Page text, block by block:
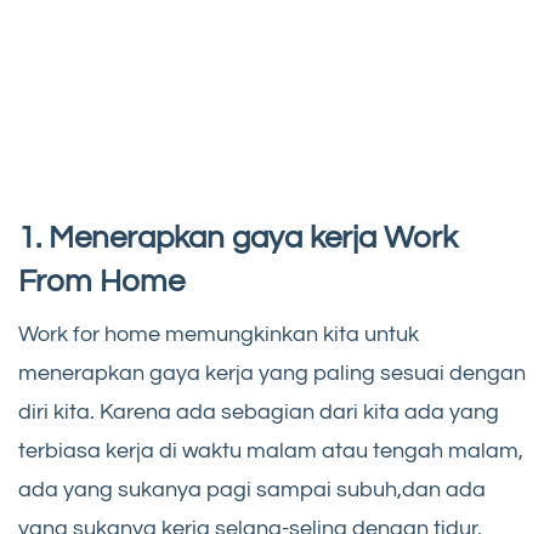
1. Menerapkan gaya kerja Work
From Home
Work for home memungkinkan kita untuk
menerapkan gaya kerja yang paling sesuai dengan
diri kita. Karena ada sebagian dari kita ada yang
terbiasa kerja di waktu malam atau tengah malam,
ada yang sukanya pagi sampai subuh,dan ada
yang sukanya kerja selang-seling dengan tidur.